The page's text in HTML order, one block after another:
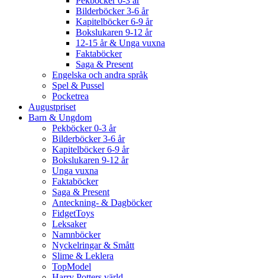
Bilderböcker 3-6 år
Kapitelböcker 6-9 år
Bokslukaren 9-12 år
12-15 år & Unga vuxna
Faktaböcker
Saga & Present
Engelska och andra språk
Spel & Pussel
Pocketrea
Augustpriset
Barn & Ungdom
Pekböcker 0-3 år
Bilderböcker 3-6 år
Kapitelböcker 6-9 år
Bokslukaren 9-12 år
Unga vuxna
Faktaböcker
Saga & Present
Anteckning- & Dagböcker
FidgetToys
Leksaker
Namnböcker
Nyckelringar & Smått
Slime & Leklera
TopModel